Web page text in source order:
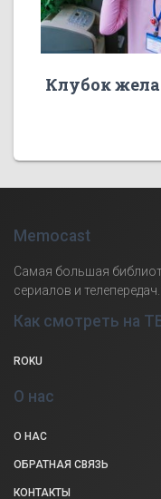
Клубок
Memocast
Самая большая
сериалов и телепередач.
Как смотреть на
ROKU
О нас
О НАС
ОБРАТНАЯ СВЯЗЬ
КОНТАКТЫ